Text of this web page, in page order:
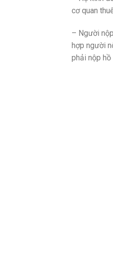
cơ quan
– Người
hợp người
phải nộp